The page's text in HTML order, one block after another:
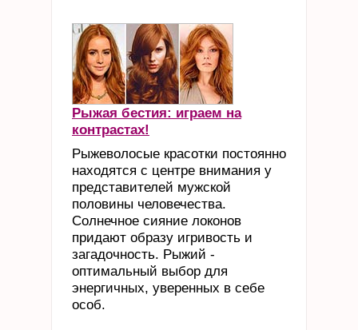
Рыжая бестия: играем на
контрастах!
Рыжеволосые красотки постоянно
находятся с центре внимания у
представителей мужской
половины человечества.
Солнечное сияние локонов
придают образу игривость и
загадочность. Рыжий -
оптимальный выбор для
энергичных, уверенных в себе
особ.